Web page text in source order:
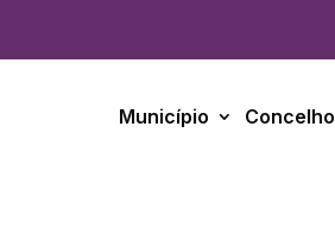
Município Concelho